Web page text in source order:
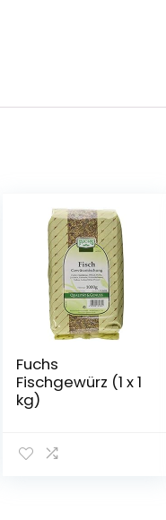
Fuchs
Fischgewürz (1 x 1
kg)